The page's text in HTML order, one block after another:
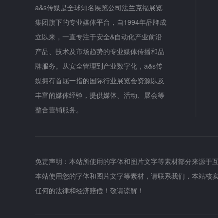
a&s传媒是全球知名展览公司法兰克福展览
集团旗下的专业媒体平台，自1994年品牌成
立以来，一直专注于安全&自动化产业前沿
产品、技术及市场趋势的专业媒体传播和品
牌服务。从安全管理到产业数字化，a&s传
媒拥有首屈一指的国际行业展览会资源以及
丰富的媒体经验，提供媒体、活动、展会等
整合营销服务。
免责声明：本站所使用的字体和图片文字等素材部分来源
本站使用您的字体和图片文字等素材，请联系我们，本站
任何的法律和经济赔偿！敬请谅解！